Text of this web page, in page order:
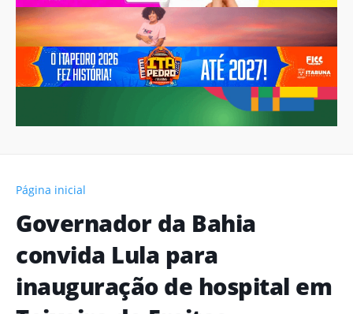
Página inicial
Governador da Bahia
convida Lula para
inauguração de hospital em